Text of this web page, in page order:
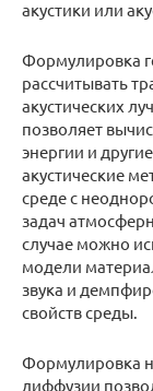
акустики или
Формулировка
рассчитывать
акустических
позволяет
энергии и
акустические
среде с
задач
случае можно
модели
звука и
свойств среды.
Формулировка
диффузии